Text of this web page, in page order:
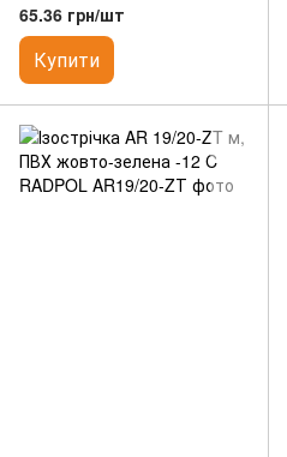
65.36 грн/шт
Купити